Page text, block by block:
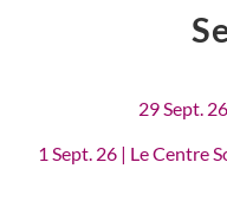
29 Sept.
1 Sept. 26 | Le Centre